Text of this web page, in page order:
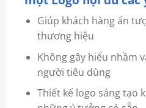
Giúp khách hàng ấn
thương hiệu
Không gây hiểu nhầm
người tiêu dùng
Thiết kế logo sáng tạo